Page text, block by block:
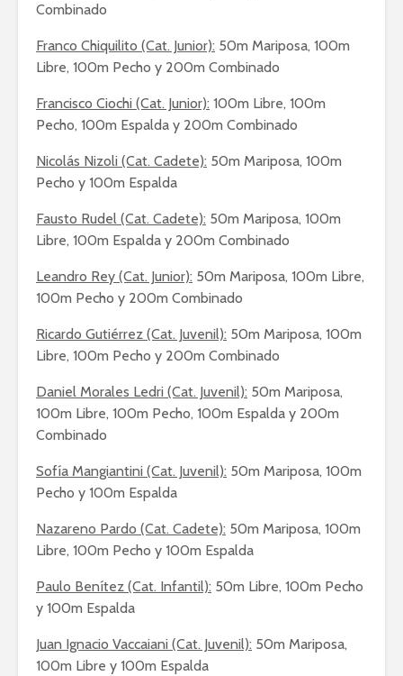
Combinado
Franco Chiquilito (Cat. Junior): 50m Mariposa, 100m
Libre, 100m Pecho y 200m Combinado
Francisco Ciochi (Cat. Junior): 100m Libre, 100m
Pecho, 100m Espalda y 200m Combinado
Nicolás Nizoli (Cat. Cadete): 50m Mariposa, 100m
Pecho y 100m Espalda
Fausto Rudel (Cat. Cadete): 50m Mariposa, 100m
Libre, 100m Espalda y 200m Combinado
Leandro Rey (Cat. Junior): 50m Mariposa, 100m Libre,
100m Pecho y 200m Combinado
Ricardo Gutiérrez (Cat. Juvenil): 50m Mariposa, 100m
Libre, 100m Pecho y 200m Combinado
Daniel Morales Ledri (Cat. Juvenil): 50m Mariposa,
100m Libre, 100m Pecho, 100m Espalda y 200m
Combinado
Sofía Mangiantini (Cat. Juvenil): 50m Mariposa, 100m
Pecho y 100m Espalda
Nazareno Pardo (Cat. Cadete): 50m Mariposa, 100m
Libre, 100m Pecho y 100m Espalda
Paulo Benítez (Cat. Infantil): 50m Libre, 100m Pecho
y 100m Espalda
Juan Ignacio Vaccaiani (Cat. Juvenil): 50m Mariposa,
100m Libre y 100m Espalda